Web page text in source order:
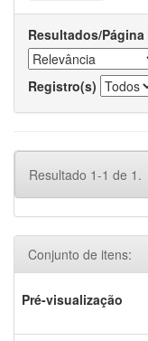
Resultados/Página
Registro(s)
Resultado 1-1 de 1.
Conjunto de itens:
Pré-visualização